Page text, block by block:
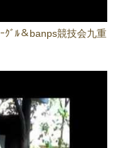
ｸﾞﾙ＆banps競技会九重